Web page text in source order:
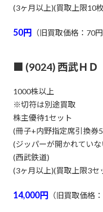
(3ヶ月以上)(買取上限10
50円 （旧買取価格：70円
■ (9024) 西武ＨＤ
1000株以上
※切符は別途買取
株主優待1セット
(冊子+内野指定席引換券
(ジッパーが開かれてい
(西武鉄道)
(3ヶ月以上)(買取上限3セ
14,000円 （旧買取価格